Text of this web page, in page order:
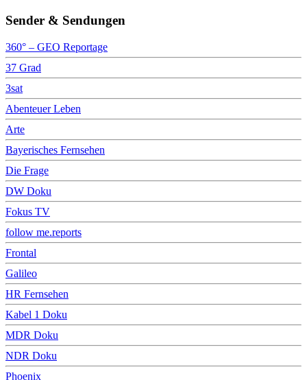
Sender & Sendungen
360° – GEO Reportage
37 Grad
3sat
Abenteuer Leben
Arte
Bayerisches Fernsehen
Die Frage
DW Doku
Fokus TV
follow me.reports
Frontal
Galileo
HR Fernsehen
Kabel 1 Doku
MDR Doku
NDR Doku
Phoenix